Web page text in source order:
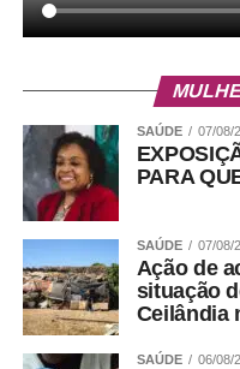
SAÚDE 07/08/
PARA
SAÚDE 07/08/
Ação de
situação
Ceilândia
SAÚDE 06/08/